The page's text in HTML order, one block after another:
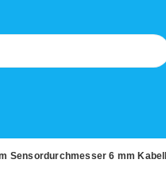
Sensordurchmesser 6 mm